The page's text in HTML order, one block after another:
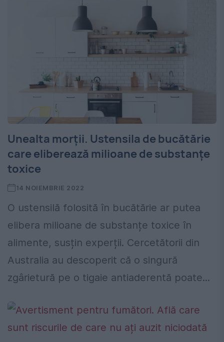
Unealta morții. Ustensila de bucătărie
care eliberează milioane de substanțe
toxice
14 NOIEMBRIE 2022
O ustensilă folosită în bucătărie ar putea
elibera milioane de substanțe toxice în
alimente, susțin experții. Cercetătorii din
Australia au descoperit că o singură
zgârietură pe o tigaie antiaderentă poate...